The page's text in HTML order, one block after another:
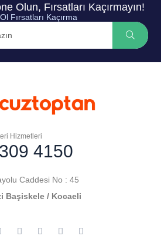
Olun, Fırsatları Kaçırmayın!
Fırsatları Kaçırma
Hizmetleri
4150
Caddesi No : 45
Başiskele / Kocaeli